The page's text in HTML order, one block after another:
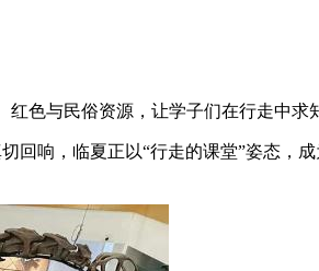
色与民俗资源，让学子们在行走中求
响，临夏正以“行走的课堂”姿态，